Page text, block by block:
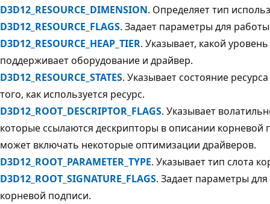
D3D12_RESOURCE_DIMENSION. Определяет тип
D3D12_RESOURCE_FLAGS. Задает параметры для
D3D12_RESOURCE_HEAP_TIER. Указывает, какой
поддерживает оборудование и драйвер.
D3D12_RESOURCE_STATES. Указывает состояние
того, как используется ресурс.
D3D12_ROOT_DESCRIPTOR_FLAGS. Указывает
которые ссылаются дескрипторы в описании корневой
может включать некоторые оптимизации драйверов.
D3D12_ROOT_PARAMETER_TYPE. Указывает тип слота
D3D12_ROOT_SIGNATURE_FLAGS. Задает параметры
корневой подписи.